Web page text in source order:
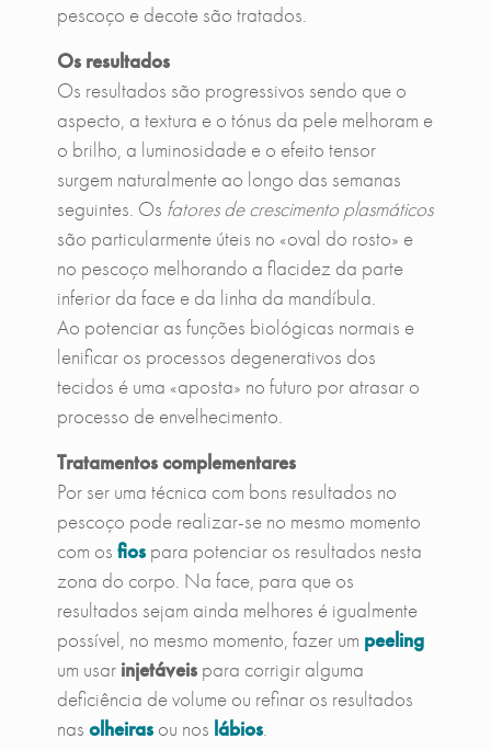
pescoço e decote são tratados.
Os resultados
Os resultados são progressivos sendo que o
aspecto, a textura e o tónus da pele melhoram e
o brilho, a luminosidade e o efeito tensor
surgem naturalmente ao longo das semanas
seguintes. Os fatores de crescimento plasmáticos
são particularmente úteis no «oval do rosto» e
no pescoço melhorando a flacidez da parte
inferior da face e da linha da mandíbula.
Ao potenciar as funções biológicas normais e
lenificar os processos degenerativos dos
tecidos é uma «aposta» no futuro por atrasar o
processo de envelhecimento.
Tratamentos complementares
Por ser uma técnica com bons resultados no
pescoço pode realizar-se no mesmo momento
com os fios para potenciar os resultados nesta
zona do corpo. Na face, para que os
resultados sejam ainda melhores é igualmente
possível, no mesmo momento, fazer um peeling
um usar injetáveispara corrigir alguma
deficiência de volume ou refinar os resultados
nas olheiras ou nos lábios.